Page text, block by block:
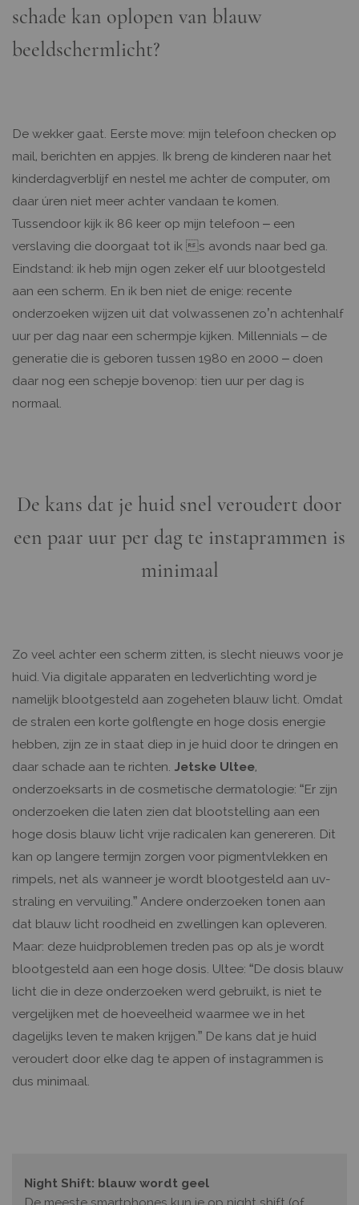
schade kan oplopen van blauw
beeldschermlicht?
De wekker gaat. Eerste move: mijn telefoon checken op
mail, berichten en appjes. Ik breng de kinderen naar het
kinderdagverblijf en nestel me achter de computer, om
daar úren niet meer achter vandaan te komen.
Tussendoor kijk ik 86 keer op mijn telefoon – een
verslaving die doorgaat tot ik s avonds naar bed ga.
Eindstand: ik heb mijn ogen zeker elf uur blootgesteld
aan een scherm. En ik ben niet de enige: recente
onderzoeken wijzen uit dat volwassenen zo’n achtenhalf
uur per dag naar een schermpje kijken. Millennials – de
generatie die is geboren tussen 1980 en 2000 – doen
daar nog een schepje bovenop: tien uur per dag is
normaal.
De kans dat je huid snel veroudert door
een paar uur per dag te instaprammen is
minimaal
Zo veel achter een scherm zitten, is slecht nieuws voor je
huid. Via digitale apparaten en ledverlichting word je
namelijk blootgesteld aan zogeheten blauw licht. Omdat
de stralen een korte golflengte en hoge dosis energie
hebben, zijn ze in staat diep in je huid door te dringen en
daar schade aan te richten. Jetske Ultee,
onderzoeksarts in de cosmetische dermatologie: “Er zijn
onderzoeken die laten zien dat blootstelling aan een
hoge dosis blauw licht vrije radicalen kan genereren. Dit
kan op langere termijn zorgen voor pigmentvlekken en
rimpels, net als wanneer je wordt blootgesteld aan uv-
straling en vervuiling.” Andere onderzoeken tonen aan
dat blauw licht roodheid en zwellingen kan opleveren.
Maar: deze huidproblemen treden pas op als je wordt
blootgesteld aan een hoge dosis. Ultee: “De dosis blauw
licht die in deze onderzoeken werd gebruikt, is niet te
vergelijken met de hoeveelheid waarmee we in het
dagelijks leven te maken krijgen.” De kans dat je huid
veroudert door elke dag te appen of instagrammen is
dus minimaal.
Night Shift: blauw wordt geel